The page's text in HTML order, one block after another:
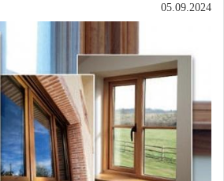
05.09.2024